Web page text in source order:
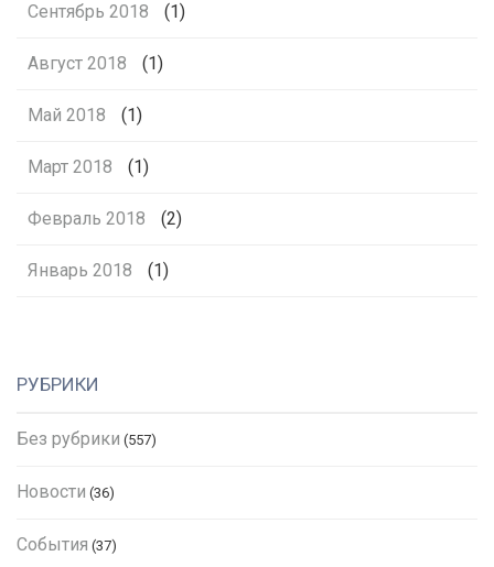
Сентябрь 2018 (1)
Август 2018 (1)
Май 2018 (1)
Март 2018 (1)
Февраль 2018 (2)
Январь 2018 (1)
РУБРИКИ
Без рубрики (557)
Новости (36)
События (37)